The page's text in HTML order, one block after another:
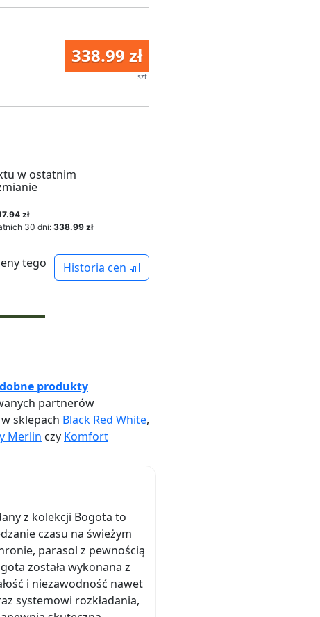
338.99 zł
szt
w ostatnim
zł
30 dni: 338.99 zł
Historia cen
tego
produkty
partnerów
sklepach Black Red White,
Merlin czy Komfort
z kolekcji Bogota to
czasu na świeżym
parasol z pewnością
została wykonana z
i niezawodność nawet
systemowi rozkładania,